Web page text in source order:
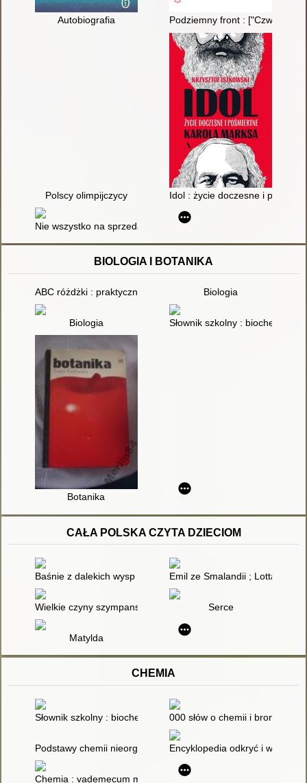
Autobiografia Podziemny front :
Polscy olimpijczycy Idol : życie doczesne i
Nie wszystko na sprzedaż
BIOLOGIA I BOTANIKA
ABC różdżki : praktyczne kompendium radiestezji dla
Biologia
Biologia Słownik szkolny : biochemia
Botanika
CAŁA POLSKA CZYTA DZIECIOM
Baśnie z dalekich wysp i lądów Emil ze Smalandii ; Lotta z
Wielkie czyny szympansa Bajbuna Mądrego nadwornego
Serce
Matylda
CHEMIA
Słownik szkolny : biochemia 000 słów o chemii i broni
Podstawy chemii nieorganicznej. 2Encyklopedia odkryć i
Chemia : vademecum maturzysty